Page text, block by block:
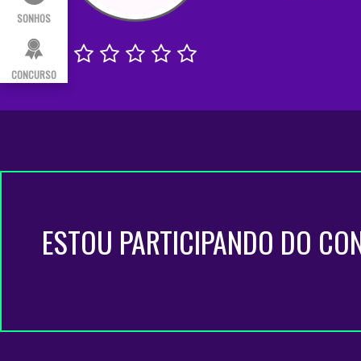
SONHOS
CONCURSO
ESTOU PARTICIPANDO DO